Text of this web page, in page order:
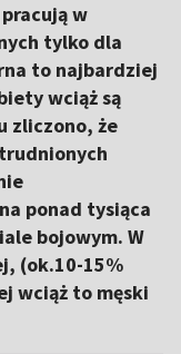
w
tylko dla
to najbardziej
wciąż są
zliczono, że
ponad tysiąca
bojowym. W
(ok.10-15%
wciąż to męski